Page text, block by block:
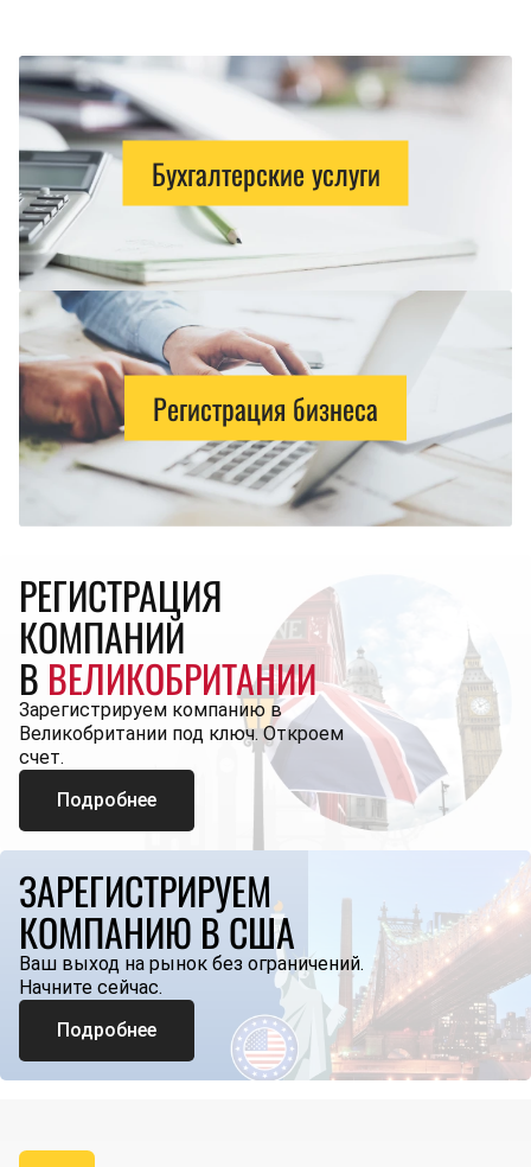
Бухгалтерские услуги
Регистрация бизнеса
РЕГИСТРАЦИЯ
КОМПАНИЙ
В ВЕЛИКОБРИТАНИИ
Зарегистрируем компанию в
Великобритании под ключ. Откроем
счет.
Подробнее
ЗАРЕГИСТРИРУЕМ
КОМПАНИЮ В США
Ваш выход на рынок без ограничений.
Начните сейчас.
Подробнее